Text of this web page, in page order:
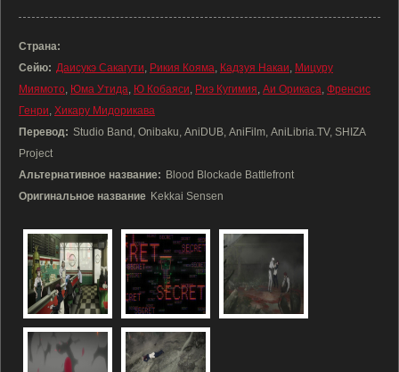
Страна:
Сейю: Даисукэ Сакагути, Рикия Кояма, Кадзуя Накаи, Мицуру
Миямото, Юма Утида, Ю Кобаяси, Риэ Кугимия, Аи Орикаса, Френсис
Генри, Хикару Мидорикава
Перевод: Studio Band, Onibaku, AniDUB, AniFilm, AniLibria.TV, SHIZA
Project
Альтернативное название: Blood Blockade Battlefront
Оригинальное название Kekkai Sensen